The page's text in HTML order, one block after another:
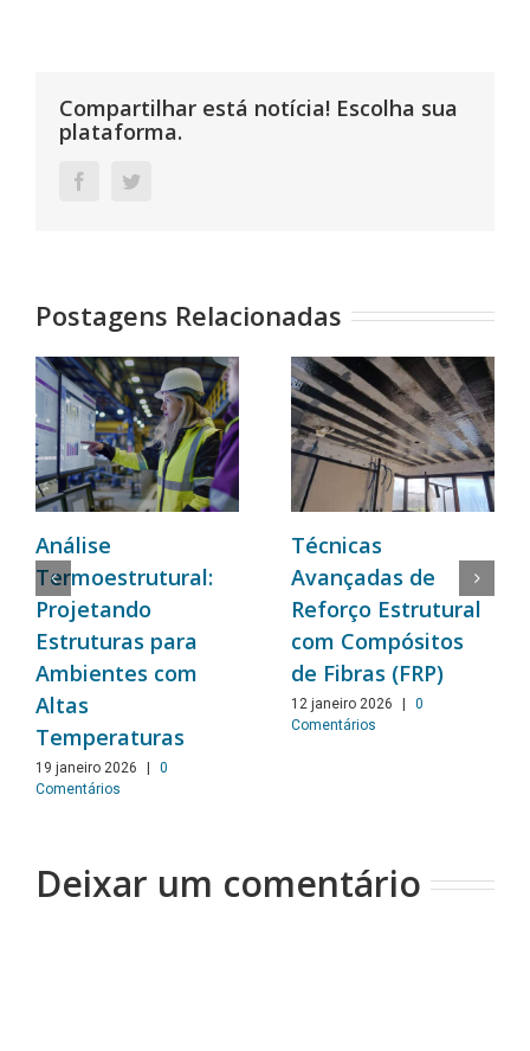
Compartilhar está notícia! Escolha sua
plataforma.
Facebook
Postagens Relacionadas
Análise
Termoestrutural:
Projetando
Estruturas para
Ambientes com
Altas
Temperaturas
19 janeiro 2026
0
Comentários
Técnicas
Avançadas de
Reforço Estrutural
com Compósitos
de Fibras (FRP)
12 janeiro 2026
0
Comentários
Deixar um comentário